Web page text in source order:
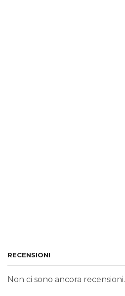
RECENSIONI
Non ci sono ancora recensioni.